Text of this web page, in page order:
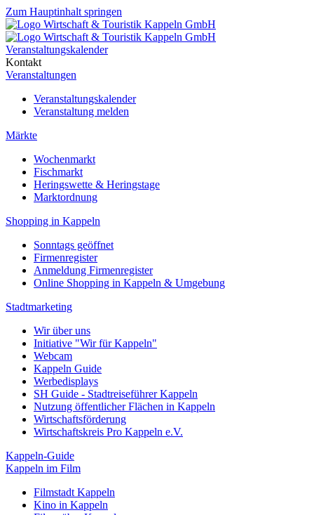
Zum Hauptinhalt springen
Veranstaltungskalender
Kontakt
Veranstaltungen
Veranstaltungskalender
Veranstaltung melden
Märkte
Wochenmarkt
Fischmarkt
Heringswette & Heringstage
Marktordnung
Shopping in Kappeln
Sonntags geöffnet
Firmenregister
Anmeldung Firmenregister
Online Shopping in Kappeln & Umgebung
Stadtmarketing
Wir über uns
Initiative "Wir für Kappeln"
Webcam
Kappeln Guide
Werbedisplays
SH Guide - Stadtreiseführer Kappeln
Nutzung öffentlicher Flächen in Kappeln
Wirtschaftsförderung
Wirtschaftskreis Pro Kappeln e.V.
Kappeln-Guide
Kappeln im Film
Filmstadt Kappeln
Kino in Kappeln